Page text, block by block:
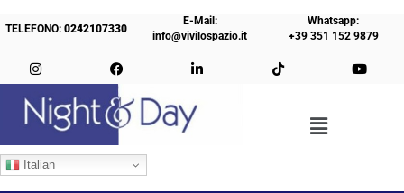
TELEFONO:0242107330
E-Mail:
info@vivilospazio.it
Whatsapp:
+39 351 152 9879
Italian